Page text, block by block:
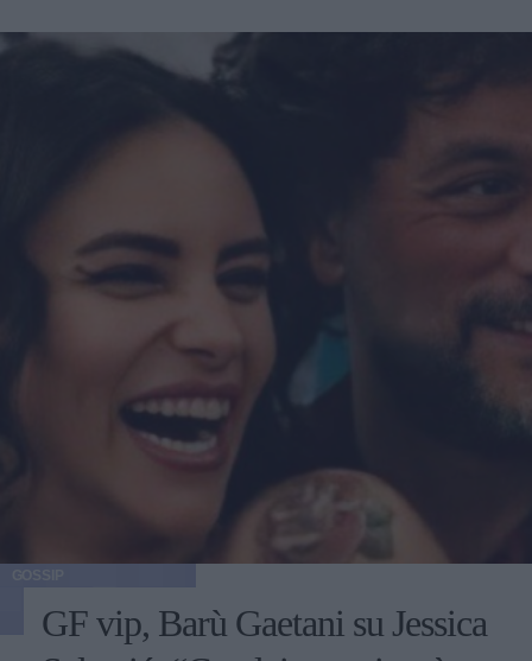
GF vip, Barù Gaetani su Jessica